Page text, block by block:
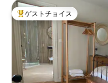
大好評のゲストチョイスです。
ゲストチョイス